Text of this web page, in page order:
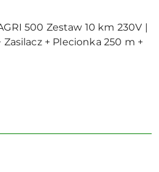
500 Zestaw 10 km 230V |
+ Plecionka 250 m +